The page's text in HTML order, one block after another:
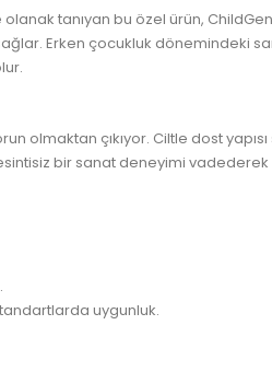
tanıyan bu özel ürün,
Erken çocukluk dönemindeki
olmaktan çıkıyor. Ciltle dost
bir sanat deneyimi vadederek
uygunluk.